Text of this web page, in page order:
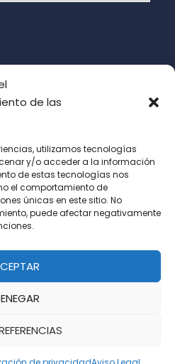
de las
utilizamos tecnologías
y/o acceder a la información
de estas tecnologías nos
el comportamiento de
únicas en este sitio. No
puede afectar negativamente
de uso (LOPD)